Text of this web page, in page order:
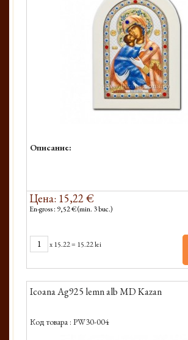
Описание:
Цена: 15,22 €
En-gross : 9,52 € (min. 3 buc.)
x15.22= 15.22 lei
Icoana Ag925 lemn alb MD Kazan
Код товара : PW30-004